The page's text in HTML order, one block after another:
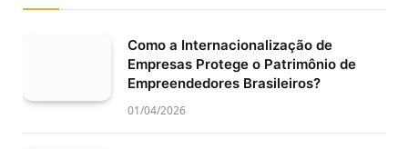
Como a Internacionalização de
Empresas Protege o Patrimônio de
Empreendedores Brasileiros?
01/04/2026